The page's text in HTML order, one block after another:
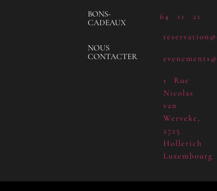
BONS-
CADEAUX
NOUS
CONTACTER
64 11 21
1 Rue
Nicolas
van
Werveke,
2725
Hollerich
Luxembourg